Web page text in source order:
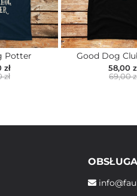
Potter
zł
zł
Good Dog
58,00
69,00